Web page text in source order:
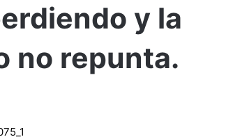
y la
no repunta.